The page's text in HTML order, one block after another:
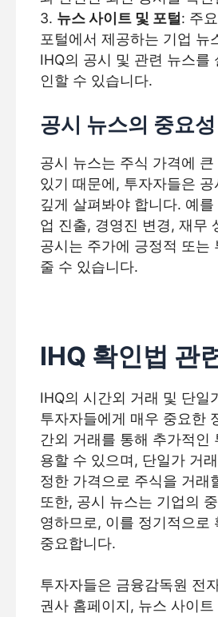
3. 뉴스 사이트 및 포털: 주
포털에서 제공하는 기업 뉴
IHQ의 공시 및 관련 뉴스를
인할 수 있습니다.
공시 뉴스의 중요성
공시 뉴스는 주식 가격에
있기 때문에, 투자자들은
깊게 살펴봐야 합니다. 예
업 진출, 경영진 변경, 재무
공시는 주가에 긍정적 또는
줄 수 있습니다.
IHQ 확인법 관
IHQ의 시간외 거래 및 단일
투자자들에게 매우 중요한
간외 거래를 통해 추가적인
용할 수 있으며, 단일가 거
정한 가격으로 주식을 거래
또한, 공시 뉴스는 기업의
영하므로, 이를 정기적으로
중요합니다.
투자자들은 금융감독원 전
권사 홈페이지, 뉴스 사이